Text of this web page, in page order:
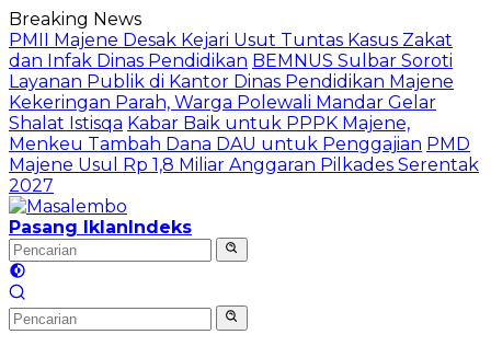
Langsung
ke
konten
Breaking News
PMII Majene Desak Kejari Usut Tuntas Kasus Zakat
dan Infak Dinas Pendidikan BEMNUS Sulbar Soroti
Layanan Publik di Kantor Dinas Pendidikan Majene
Kekeringan Parah, Warga Polewali Mandar Gelar
Shalat Istisqa Kabar Baik untuk PPPK Majene,
Menkeu Tambah Dana DAU untuk Penggajian PMD
Majene Usul Rp 1,8 Miliar Anggaran Pilkades Serentak
2027
Pasang IklanIndeks